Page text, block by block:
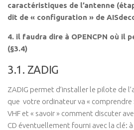
caractéristiques de l’antenne
dit de « configuration » de
4. il faudra dire à OPENCPN où il
(§3.4)
3.1. ZADIG
ZADIG permet d’installer le pilote de
que votre ordinateur va « comprendre
VHF et « savoir » comment discuter
CD éventuellement fourni avec la clé: à